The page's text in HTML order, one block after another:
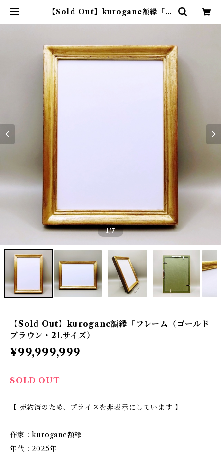
【Sold Out】kurogane額縁「フ
1/7
【Sold Out】kurogane額縁「フレーム（ゴールド
ブラウン・2Lサイズ）」
¥99,999,999
SOLD OUT
【 売約済のため、プライスを非表示にしています 】
作家：kurogane額縁
年代：2025年